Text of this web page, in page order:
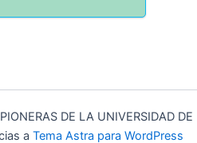
DE LA UNIVERSIDAD DE
a Tema Astra para WordPress